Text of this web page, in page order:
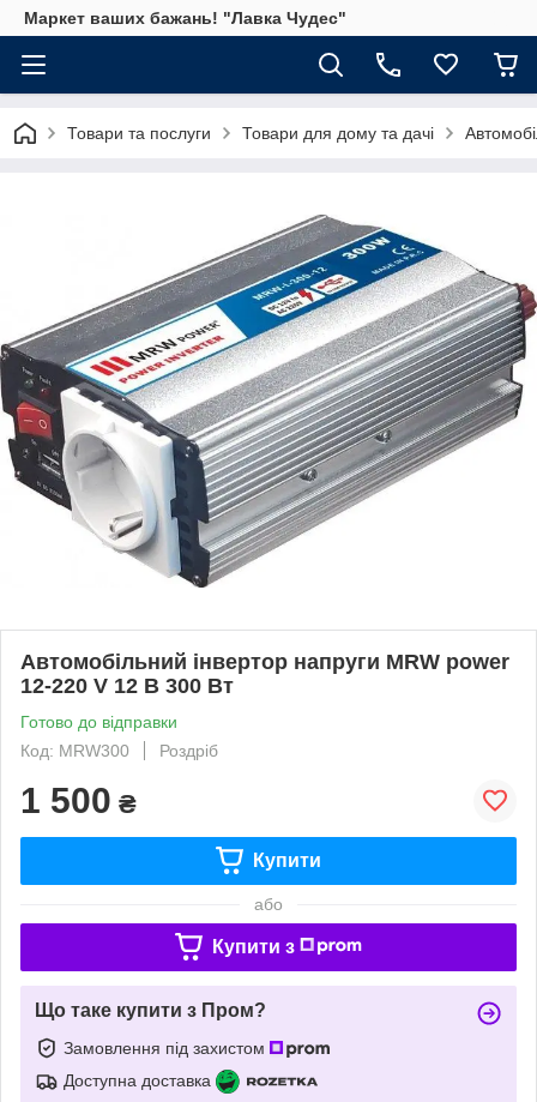
Маркет ваших бажань! "Лавка Чудес"
Товари та послуги Товари для дому та дачі
Автомобільний інвертор напруги MRW power
12-220 V 12 В 300 Вт
Готово до відправки
Код: MRW300
Роздріб
1 500 ₴
Купити
або
Купити з
Що таке купити з Пром?
Замовлення під захистом
Доступна доставка